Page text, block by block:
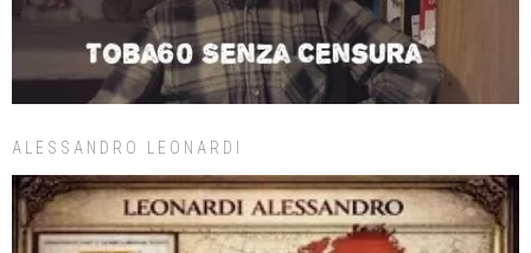
ALESSANDRO LEONARDI